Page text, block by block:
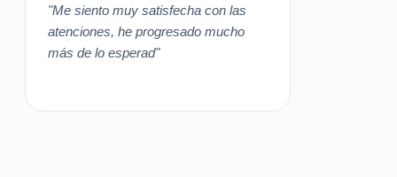
interpersonales y el bienestar integral.
Mi objetivo es ofrecer un espacio seguro y de escucha
activa, promoviendo el desarrollo de recursos
plena, significativa y coherente con los propios valores y
"Me siento muy satisfecha con las
atenciones, he progresado mucho
más de lo esperad"